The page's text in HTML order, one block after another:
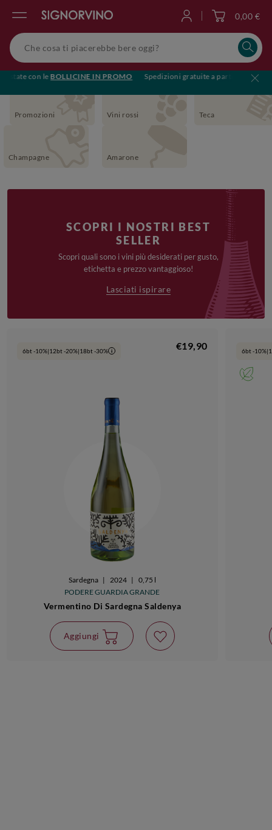
con leBOLLICINE IN PROMO Spedizioni gratuite a partire da €119
0,00 €
Promozioni Vini rossi Teca
Champagne Amarone
SCOPRI I NOSTRI BEST
SELLER
Scopri quali sono i vini più desiderati per gusto,
etichetta e prezzo vantaggioso!
Lasciati ispirare
6bt -10%|12bt -20%|18bt -30% i €19,90
Sardegna | 2024 |
0,75 l
PODERE GUARDIA GRANDE
Vermentino Di Sardegna Saldenya
Aggiungi
6bt -